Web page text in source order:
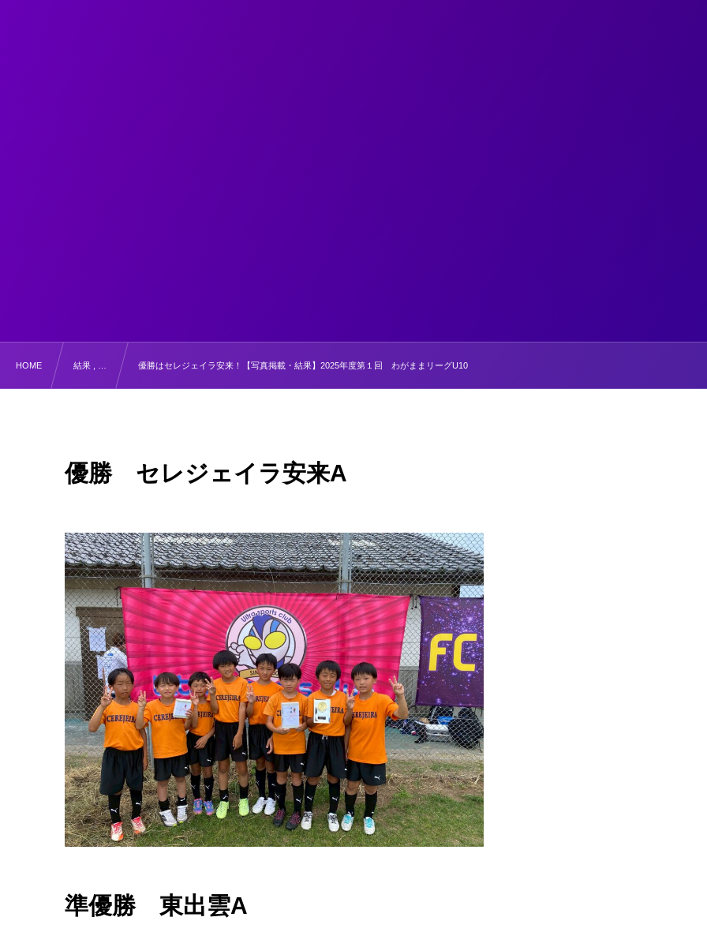
HOME 結果 , … 優勝はセレジェイラ安来！【写真掲載・結果】2025年度第１回 わがままリーグU10
優勝 セレジェイラ安来A
準優勝 東出雲A